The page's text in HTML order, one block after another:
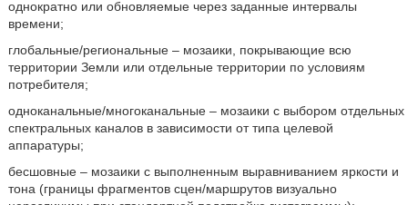
однократно или обновляемые через заданные интервалы
времени;
глобальные/региональные – мозаики, покрывающие всю
территории Земли или отдельные территории по условиям
потребителя;
одноканальные/многоканальные – мозаики с выбором отдельных
спектральных каналов в зависимости от типа целевой
аппаратуры;
бесшовные – мозаики с выполненным выравниванием яркости и
тона (границы фрагментов сцен/маршрутов визуально